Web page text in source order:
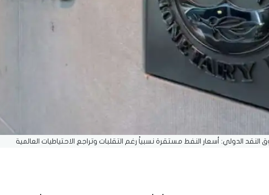
النقد الدولي: أسعار النفط مستقرة نسبياً رغم التقلبات وتراجع الاحتياطيات العالمية